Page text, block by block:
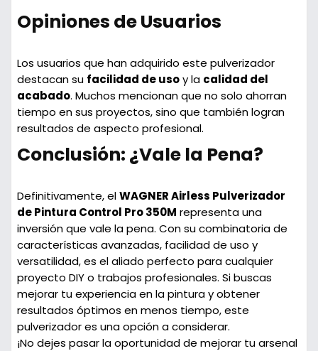
Opiniones de Usuarios
Los usuarios que han adquirido este pulverizador
destacan su facilidad de usoy la calidad del
acabado. Muchos mencionan que no solo ahorran
tiempo en sus proyectos, sino que también logran
resultados de aspecto profesional.
Conclusión: ¿Vale la Pena?
Definitivamente, elWAGNER Airless Pulverizador
de Pintura Control Pro 350M representa una
inversión que vale la pena. Con su combinatoria de
características avanzadas, facilidad de uso y
versatilidad, es el aliado perfecto para cualquier
proyecto DIY o trabajos profesionales. Si buscas
mejorar tu experiencia en la pintura y obtener
resultados óptimos en menos tiempo, este
pulverizador es una opción a considerar.
¡No dejes pasar la oportunidad de mejorar tu arsenal